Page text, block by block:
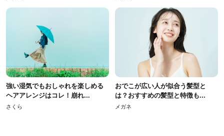
強い湿気でもおしゃれを楽しめる
ヘアアレンジはコレ！崩れ...
さくら
おでこが広い人が似合う髪型と
は？おすすめの髪型と特徴も...
メガネ